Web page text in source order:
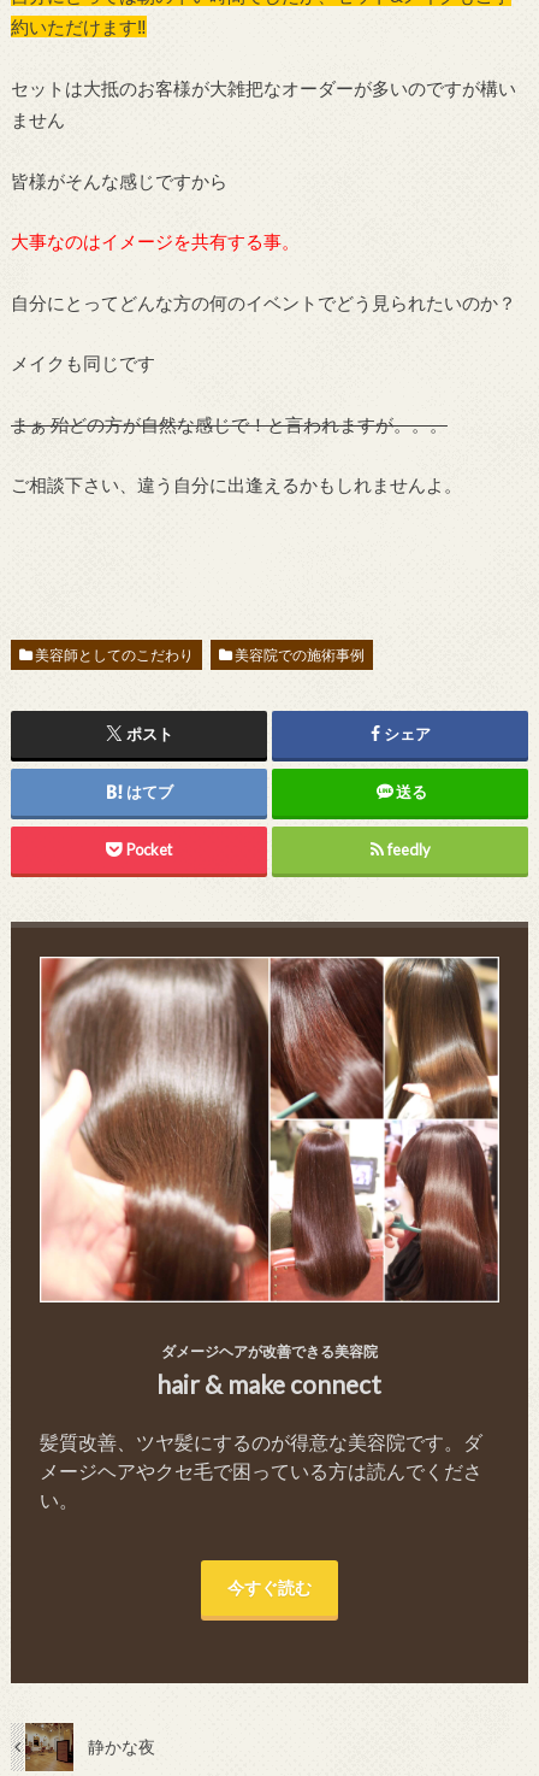
約いただけます‼︎
セットは大抵のお客様が大雑把なオーダーが多いのですが構い
ません
皆様がそんな感じですから
大事なのはイメージを共有する事。
自分にとってどんな方の何のイベントでどう見られたいのか？
メイクも同じです
まぁ 殆どの方が自然な感じで！と言われますが。。。
ご相談下さい、違う自分に出逢えるかもしれませんよ。
美容師としてのこだわり 美容院での施術事例
ポスト シェア
はてブ 送る
Pocket feedly
ダメージヘアが改善できる美容院
hair & make connect
髪質改善、ツヤ髪にするのが得意な美容院です。ダ
メージヘアやクセ毛で困っている方は読んでくださ
い。
今すぐ読む
静かな夜